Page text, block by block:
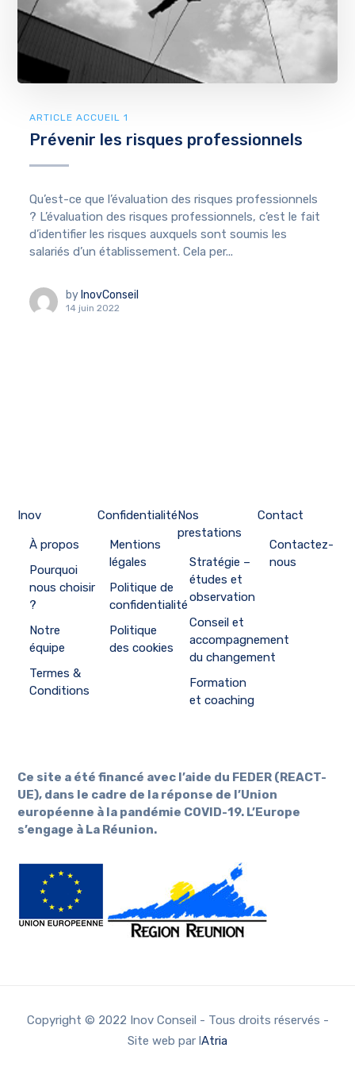
ARTICLE ACCUEIL 1
Prévenir les risques professionnels
Qu’est-ce que l’évaluation des risques professionnels
? L’évaluation des risques professionnels, c’est le fait
d’identifier les risques auxquels sont soumis les
salariés d’un établissement. Cela per...
by InovConseil
14 juin 2022
Inov
À propos
Pourquoi
nous choisir
?
Notre
équipe
Termes &
Conditions
Confidentialité
Mentions
légales
Politique de
confidentialité
Politique
des cookies
Nos
prestations
Stratégie –
études et
observation
Conseil et
accompagnement
du changement
Formation
et coaching
Contact
Contactez-
nous
Ce site a été financé avec l’aide du FEDER (REACT-
UE), dans le cadre de la réponse de l’Union
européenne à la pandémie COVID-19. L’Europe
s’engage à La Réunion.
Copyright © 2022 Inov Conseil - Tous droits réservés -
Site web par lAtria